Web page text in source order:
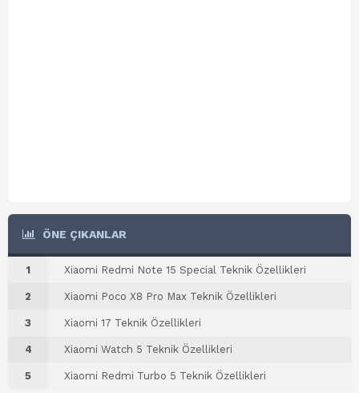
ÖNE ÇIKANLAR
1 Xiaomi Redmi Note 15 Special Teknik Özellikleri
2 Xiaomi Poco X8 Pro Max Teknik Özellikleri
3 Xiaomi 17 Teknik Özellikleri
4 Xiaomi Watch 5 Teknik Özellikleri
5 Xiaomi Redmi Turbo 5 Teknik Özellikleri